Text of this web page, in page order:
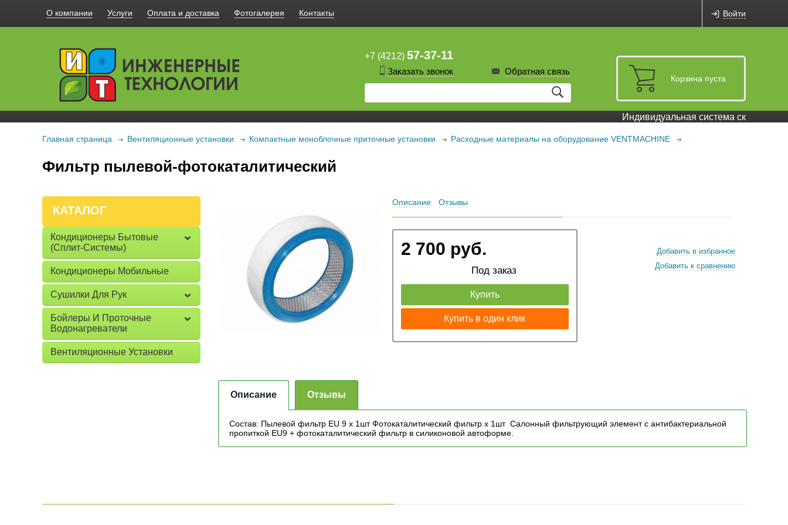
Войти
+7 (4212) 57-37-11
Заказать звонок Обратная связь
Корзина пуста
О компании Услуги Оплата и доставка Фотогалерея Контакты
Индивидуальная система скидок и
Главная страница Вентиляционные установки Компактные моноблочные приточные установки Расходные материалы на оборудование VENTMACHINE
Фильтр пылевой-фотокаталитический
КАТАЛОГ
Кондиционеры Бытовые
(сплит-Системы)
Кондиционеры Мобильные
Сушилки Для Рук
Бойлеры И Проточные
Водонагреватели
Вентиляционные Установки
Описание Отзывы
2 700 руб.
Под заказ
Купить
Купить в один клик
Добавить в избранное
Добавить к сравнению
Описание
Состав: Пылевой фильтр EU 9 x 1шт Фотокаталитический фильтр x 1шт Салонный фильтрующий элемент с антибактериальной
пропиткой EU9 + фотокаталитический фильтр в силиконовой автоформе.
Отзывы